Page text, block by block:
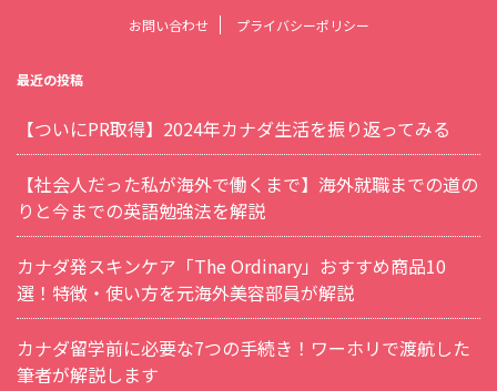
お問い合わせ プライバシーポリシー
最近の投稿
【ついにPR取得】2024年カナダ生活を振り返ってみる
【社会人だった私が海外で働くまで】海外就職までの道の
りと今までの英語勉強法を解説
カナダ発スキンケア「The Ordinary」おすすめ商品10
選！特徴・使い方を元海外美容部員が解説
カナダ留学前に必要な7つの手続き！ワーホリで渡航した
筆者が解説します